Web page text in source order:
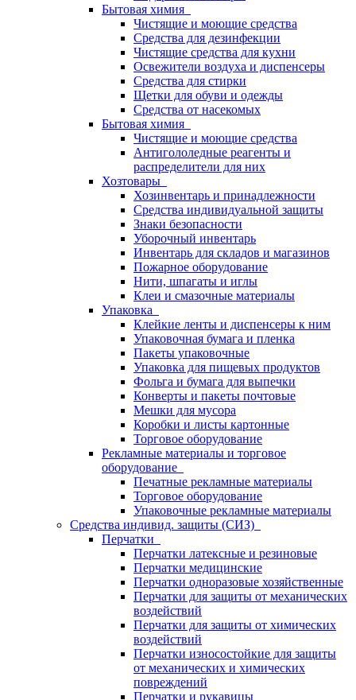
Бытовая химия
Чистящие и моющие средства
Средства для дезинфекции
Чистящие средства для кухни
Освежители воздуха и диспенсеры
Средства для стирки
Щетки для обуви и одежды
Средства от насекомых
Бытовая химия
Чистящие и моющие средства
Антигололедные реагенты и
распределители для них
Хозтовары
Хозинвентарь и принадлежности
Средства индивидуальной защиты
Знаки безопасности
Уборочный инвентарь
Инвентарь для складов и магазинов
Пожарное оборудование
Нити, шпагаты и иглы
Клеи и смазочные материалы
Упаковка
Клейкие ленты и диспенсеры к ним
Упаковочная бумага и пленка
Пакеты упаковочные
Упаковка для пищевых продуктов
Фольга и бумага для выпечки
Конверты и пакеты почтовые
Мешки для мусора
Коробки и листы картонные
Торговое оборудование
Рекламные материалы и торговое
оборудование
Печатные рекламные материалы
Торговое оборудование
Упаковочные рекламные материалы
Средства индивид. защиты (СИЗ)
Перчатки
Перчатки латексные и резиновые
Перчатки медицинские
Перчатки одноразовые хозяйственные
Перчатки для защиты от механических
воздействий
Перчатки для защиты от химических
воздействий
Перчатки износостойкие для защиты
от механических и химических
повреждений
Перчатки и рукавицы